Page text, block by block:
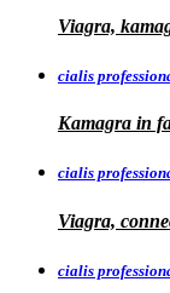
Viagra,
cialis
Kamagra in
cialis
Viagra,
cialis